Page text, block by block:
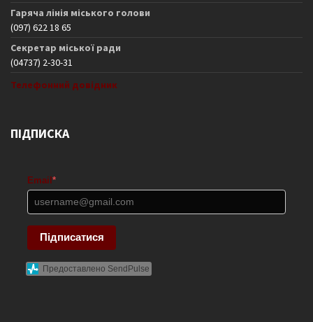
Гаряча лінія міського голови
(097) 622 18 65
Секретар міської ради
(04737) 2-30-31
Телефонний довідник
ПІДПИСКА
Email *
Підписатися
Предоставлено SendPulse